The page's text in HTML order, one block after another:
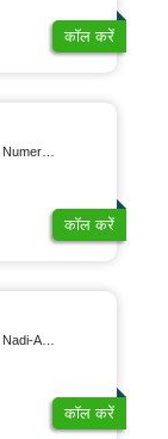
कॉल करें
Prashna-Kundali
कॉल करें
Kundali
कॉल करें